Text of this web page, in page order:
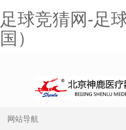
足球竞猜网-足
国）
网站导航